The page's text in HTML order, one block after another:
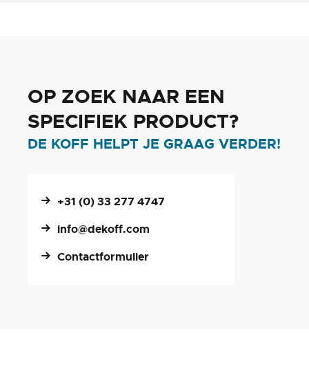
OP ZOEK NAAR EEN
SPECIFIEK PRODUCT?
DE KOFF HELPT JE GRAAG VERDER!
+31 (0) 33 277 4747
info@dekoff.com
Contactformulier